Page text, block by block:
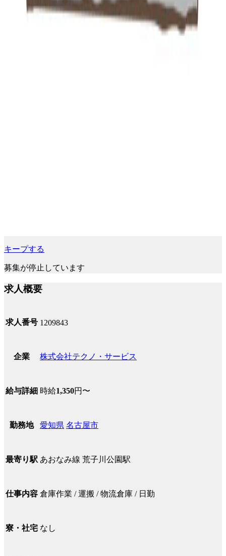
キープする
募集が停止しています
求人概要
求人番号 1209843
企業 株式会社テクノ・サービス
給与詳細 時給1,350円〜
勤務地 愛知県 名古屋市
最寄り駅 あおなみ線 荒子川公園駅
仕事内容 倉庫作業 / 運搬 / 物流倉庫 / 日勤
寮・社宅 なし